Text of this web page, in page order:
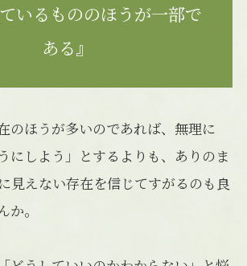
いるもののほうが一部で
ある』
のほうが多いのであれば、無理に
にしよう」とするよりも、ありのま
見えない存在を信じてすがるのも良
。